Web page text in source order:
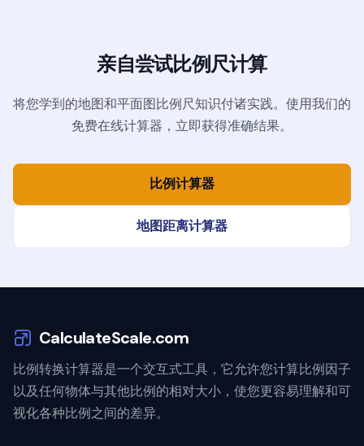
亲自尝试比例尺计算
将您学到的地图和平面图比例尺知识付诸实践。使用我们的
免费在线计算器，立即获得准确结果。
比例计算器
地图距离计算器
CalculateScale.com
比例转换计算器是一个交互式工具，它允许您计算比例因子
以及任何物体与其他比例的相对大小，使您更容易理解和可
视化各种比例之间的差异。